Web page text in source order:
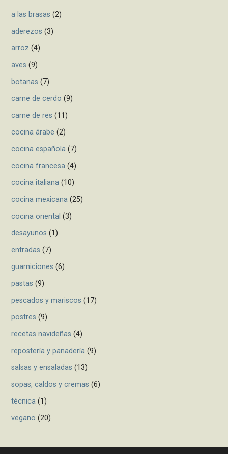
o
r
a las brasas (2)
aderezos (3)
arroz (4)
aves (9)
botanas (7)
carne de cerdo (9)
carne de res (11)
cocina árabe (2)
cocina española (7)
cocina francesa (4)
cocina italiana (10)
cocina mexicana (25)
cocina oriental (3)
desayunos (1)
entradas (7)
guarniciones (6)
pastas (9)
pescados y mariscos (17)
postres (9)
recetas navideñas (4)
repostería y panadería (9)
salsas y ensaladas (13)
sopas, caldos y cremas (6)
técnica (1)
vegano (20)